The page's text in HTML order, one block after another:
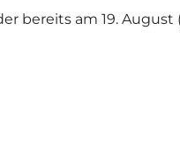
bereits am 19. August